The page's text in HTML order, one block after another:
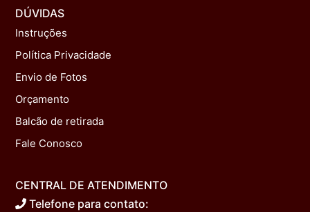
DÚVIDAS
Instruções
Política Privacidade
Envio de Fotos
Orçamento
Balcão de retirada
Fale Conosco
CENTRAL DE ATENDIMENTO
Telefone para contato: